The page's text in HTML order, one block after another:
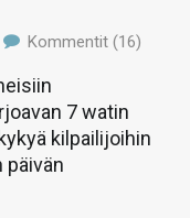
Kommentit (16)
7 watin
kilpailijoihin
päivän